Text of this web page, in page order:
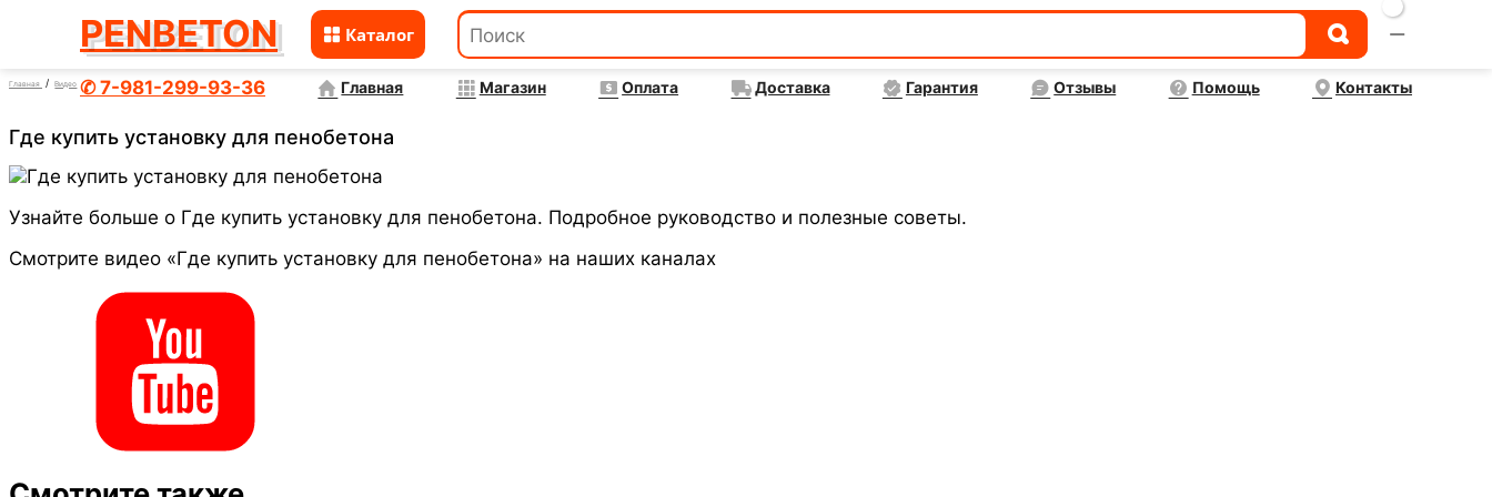
✆ 7-981-299-93-36 Главная Магазин Оплата Доставка Гарантия Отзывы Помощь Контакты
PENBETON Каталог 
к
Главная Видео
Где купить установку для пенобетона
Узнайте больше о Где купить установку для пенобетона. Подробное руководство и полезные советы.
Смотрите видео «Где купить установку для пенобетона» на наших каналах